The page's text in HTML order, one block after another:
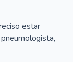
estar